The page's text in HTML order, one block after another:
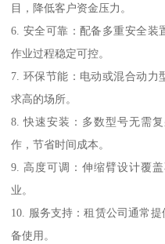
目，降低客户资金压力。
6. 安全可靠：配备多重安全装
作业过程稳定可控。
7. 环保节能：电动或混合动力
求高的场所。
8. 快速安装：多数型号无需
作，节省时间成本。
9. 高度可调：伸缩臂设计覆
业。
10. 服务支持：租赁公司通常
备使用。